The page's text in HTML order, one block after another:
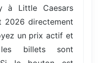
à Little Caesars
2026 directement
un prix actif et
billets sont